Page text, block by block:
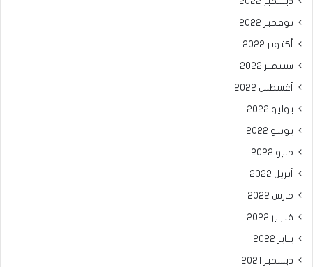
نوفمبر 2022
أكتوبر 2022
سبتمبر 2022
أغسطس 2022
يوليو 2022
يونيو 2022
مايو 2022
أبريل 2022
مارس 2022
فبراير 2022
يناير 2022
ديسمبر 2021